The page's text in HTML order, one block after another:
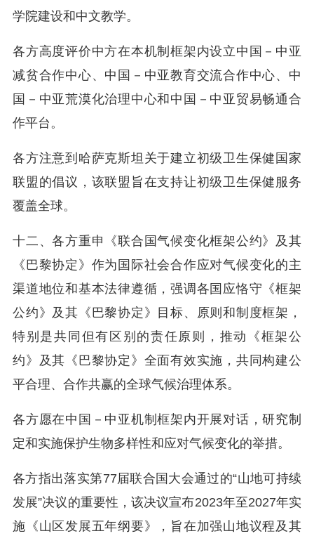
学院建设和中文教学。
各方高度评价中方在本机制框架内设立中国－中亚
减贫合作中心、中国－中亚教育交流合作中心、中
国－中亚荒漠化治理中心和中国－中亚贸易畅通合
作平台。
各方注意到哈萨克斯坦关于建立初级卫生保健国家
联盟的倡议，该联盟旨在支持让初级卫生保健服务
覆盖全球。
十二、各方重申《联合国气候变化框架公约》及其
《巴黎协定》作为国际社会合作应对气候变化的主
渠道地位和基本法律遵循，强调各国应恪守《框架
公约》及其《巴黎协定》目标、原则和制度框架，
特别是共同但有区别的责任原则，推动《框架公
约》及其《巴黎协定》全面有效实施，共同构建公
平合理、合作共赢的全球气候治理体系。
各方愿在中国－中亚机制框架内开展对话，研究制
定和实施保护生物多样性和应对气候变化的举措。
各方指出落实第77届联合国大会通过的“山地可持续
发展”决议的重要性，该决议宣布2023年至2027年实
施《山区发展五年纲要》，旨在加强山地议程及其